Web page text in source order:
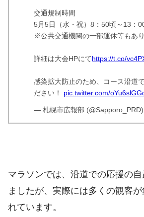
交通規制時間
5月5日（水・祝）8：50頃～13：
※公共交通機関の一部運休等もあり
詳細は大会HPにてhttps://t.co/
感染拡大防止のため、コース沿道
ださい！ pic.twitter.com/
— 札幌市広報部 (@Sapporo_PRD)
マラソンでは、沿道での応援の
ましたが、実際には多くの観客
れています。